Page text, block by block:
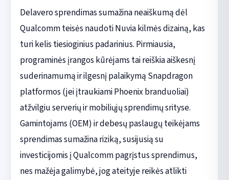
Delavero sprendimas sumažina neaiškumą dėl
Qualcomm teisės naudoti Nuvia kilmės dizainą, kas
turi kelis tiesioginius padarinius. Pirmiausia,
programinės įrangos kūrėjams tai reiškia aiškesnį
suderinamumą ir ilgesnį palaikymą Snapdragon
platformos (jei įtraukiami Phoenix branduoliai)
atžvilgiu serverių ir mobiliųjų sprendimų srityse.
Gamintojams (OEM) ir debesų paslaugų teikėjams
sprendimas sumažina riziką, susijusią su
investicijomis į Qualcomm pagrįstus sprendimus,
nes mažėja galimybė, jog ateityje reikės atlikti